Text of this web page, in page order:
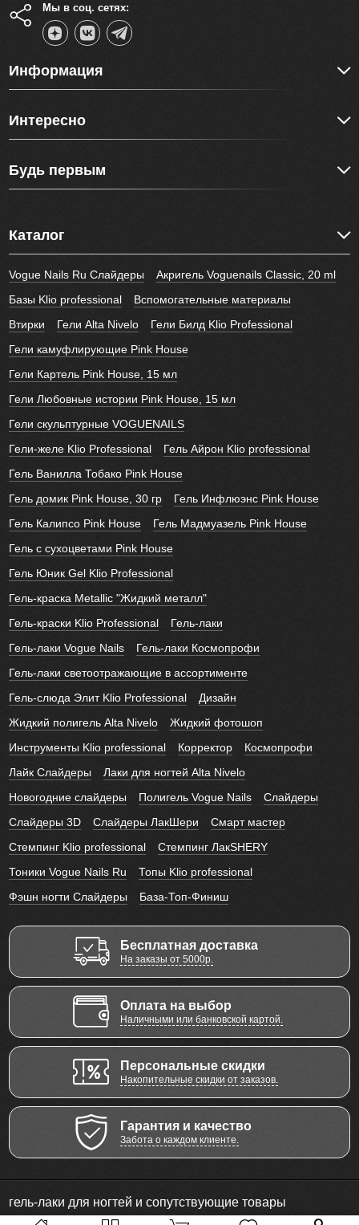
Мы в соц. сетях:
Информация
Интересно
Будь первым
Каталог
Vogue Nails Ru Слайдеры
Акригель Voguenails Classic, 20 ml
Базы Klio professional
Вспомогательные материалы
Втирки
Гели Alta Nivelo
Гели Билд Klio Professional
Гели камуфлирующие Pink House
Гели Картель Pink House, 15 мл
Гели Любовные истории Pink House, 15 мл
Гели скульптурные VOGUENAILS
Гели-желе Klio Professional
Гель Айрон Klio professional
Гель Ванилла Тобако Pink House
Гель домик Pink House, 30 гр
Гель Инфлюэнс Pink House
Гель Калипсо Pink House
Гель Мадмуазель Pink House
Гель с сухоцветами Pink House
Гель Юник Gel Klio Professional
Гель-краска Metallic "Жидкий металл"
Гель-краски Klio Professional
Гель-лаки
Гель-лаки Vogue Nails
Гель-лаки Космопрофи
Гель-лаки светоотражающие в ассортименте
Гель-слюда Элит Klio Professional
Дизайн
Жидкий полигель Alta Nivelo
Жидкий фотошоп
Инструменты Klio professional
Корректор
Космопрофи
Лайк Слайдеры
Лаки для ногтей Alta Nivelo
Новогодние слайдеры
Полигель Vogue Nails
Слайдеры
Слайдеры 3D
Слайдеры ЛакШери
Смарт мастер
Стемпинг Klio professional
Стемпинг ЛакSHERY
Тоники Vogue Nails Ru
Топы Klio professional
Фэшн ногти Слайдеры
База-Топ-Финиш
Бесплатная доставка
На заказы от 5000р.
Оплата на выбор
Наличными или банковской картой.
Персональные скидки
Накопительные скидки от заказов.
Гарантия и качество
Забота о каждом клиенте.
гель-лаки для ногтей и сопутствующие товары
© 2011 - 2026 Все права защищены